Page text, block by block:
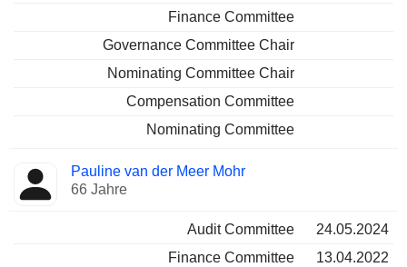
Finance Committee
Governance Committee Chair
Nominating Committee Chair
Compensation Committee
Nominating Committee
Pauline van der Meer Mohr
66 Jahre
Audit Committee
24.05.2024
Finance Committee
13.04.2022